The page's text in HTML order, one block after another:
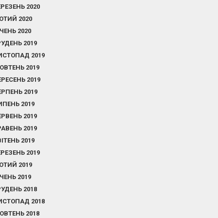
2020
2020
2020
2019
2019
2019
2019
2019
2019
2019
2019
2019
2019
2019
2019
2018
2018
2018